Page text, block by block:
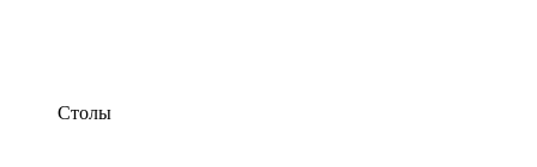
Столы